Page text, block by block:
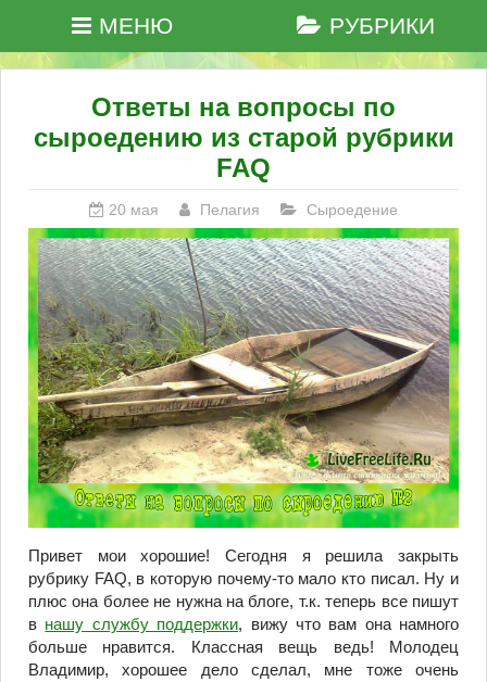
МЕНЮ РУБРИКИ
Ответы на вопросы по
сыроедению из старой рубрики
FAQ
20 мая Пелагия Сыроедение
Привет мои хорошие! Сегодня я решила закрыть
рубрику FAQ, в которую почему-то мало кто писал. Ну и
плюс она более не нужна на блоге, т.к. теперь все пишут
в нашу службу поддержки, вижу что вам она намного
больше нравится. Классная вещь ведь! Молодец
Владимир, хорошее дело сделал, мне тоже очень